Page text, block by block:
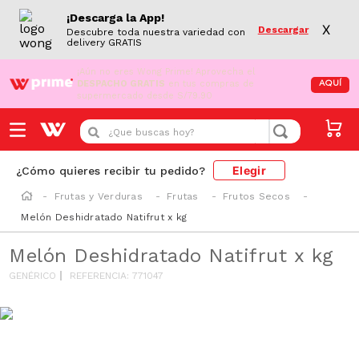
¡Descarga la App!
Descubre toda nuestra variedad con
delivery GRATIS
Descargar X
¡Aún no eres Wong Prime! Aprovecha el
DESPACHO GRATIS en tus compras de
supermercado desde S/79.90
AQUÍ
¿Que buscas hoy?
¿Cómo quieres recibir tu pedido? Elegir
Frutas y Verduras Frutas
Frutos Secos
Melón Deshidratado Natifrut x kg
Melón Deshidratado Natifrut x kg
GENÉRICO REFERENCIA:771047